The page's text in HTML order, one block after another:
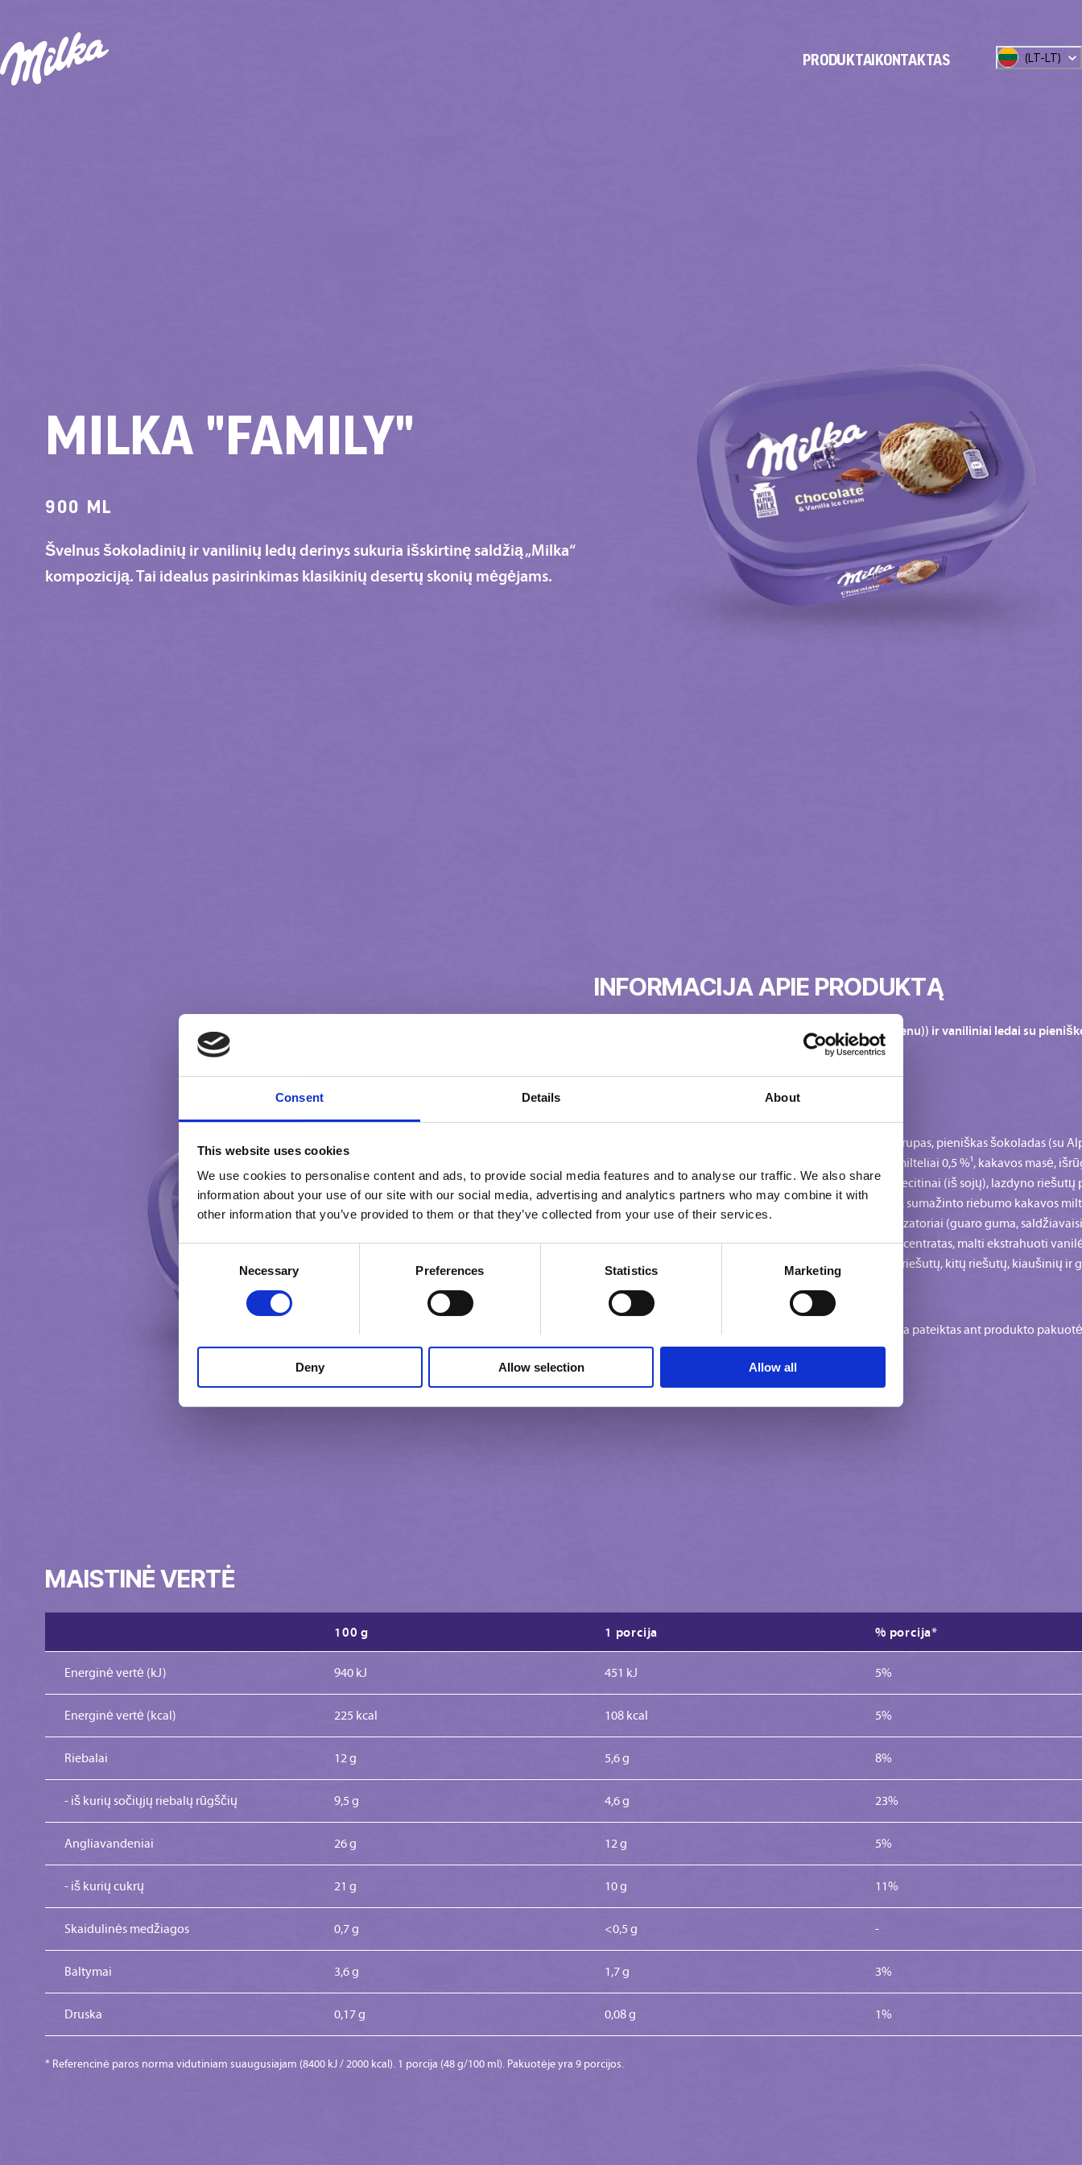
Consent Details About
This website uses cookies
We use cookies to personalise content and ads, to provide social media features and to analyse our traffic. We also share
information about your use of our site with our social media, advertising and analytics partners who may combine it with
other information that you’ve provided to them or that they’ve collected from your use of their services.
Selection
Necessary Preferences Statistics Marketing
Deny Allow selection Allow all
PRODUKTAIKONTAKTAS (LT-LT)
MILKA "FAMILY"
900 ML
Švelnus šokoladinių ir vanilinių ledų derinys sukuria išskirtinę saldžią „Milka“
kompoziciją. Tai idealus pasirinkimas klasikinių desertų skonių mėgėjams.
INFORMACIJA APIE PRODUKTĄ
Šokoladiniai ledai (1,5 % pieniško šokolado (su Alpių pienu)) ir vaniliniai ledai su
šokolado gabalėliais (su Alpių pienu) 3 %.
liesas atkurtas pienas, cukrus, kokosų riebalai, gliukozės sirupas, pieniškas šokoladas (su
pienu) 4,5 % (cukrus, kakavos sviestas, liesas Alpių pieno milteliai 0,5 %¹, kakavos masė,
milteliai (iš pieno), Alpių pieno riebalai 0,2 %¹, emulsiklis: lecitinai (iš sojų), lazdyno riešutų
aromatas), išrūgų milteliai (iš pieno), liesas pieno milteliai, sumažinto riebumo kakavos
%, emulsiklis (riebalų rūgščių mono‑ ir digliceridai), stabilizatoriai (guaro guma,
ceratonijos miltai), natūralus vanilės aromatas, morkų koncentratas, malti ekstrahuoti
ankščių milteliai. ¹ galutiniame produkte. Gali būti žemės riešutų, kitų riešutų, kiaušinių ir
Dabartinis sudedamųjų dalių ir maistinių verčių sąrašas yra pateiktas ant produkto
MAISTINĖ VERTĖ
100 g 1 porcija % porcija*
Energinė vertė (kJ) 940 kJ 451 kJ 5%
Energinė vertė (kcal) 225 kcal 108 kcal 5%
Riebalai 12 g 5,6 g 8%
- iš kurių sočiųjų riebalų rūgščių 9,5 g 4,6 g 23%
Angliavandeniai 26 g 12 g 5%
- iš kurių cukrų 21 g 10 g 11%
Skaidulinės medžiagos 0,7 g <0,5 g -
Baltymai 3,6 g 1,7 g 3%
Druska 0,17 g 0,08 g 1%
* Referencinė paros norma vidutiniam suaugusiajam (8400 kJ / 2000 kcal). 1 porcija (48 g/100 ml). Pakuotėje yra 9 porcijos.